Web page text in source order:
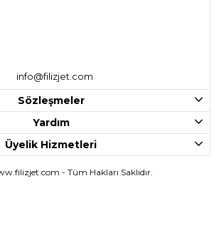
info@filizjet.com
Sözleşmeler
Yardım
Üyelik Hizmetleri
- Tüm Hakları Saklıdır.